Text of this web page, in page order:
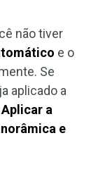
não tiver
e o
Se
aplicado a
Aplicar a
e